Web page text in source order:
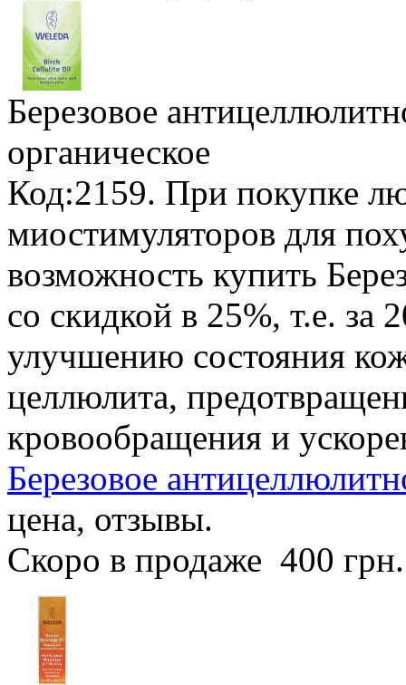
Березовое
органическое
Код:2159. При покупке
миостимуляторов для
возможность купить
со скидкой в 25%, т.е. за
улучшению состояния
целлюлита,
кровообращения и
Березовое
цена, отзывы.
Скоро в продаже 400